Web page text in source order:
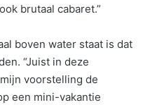
brutaal cabaret.”
boven water staat is dat
“Juist in deze
voorstelling de
een mini-vakantie